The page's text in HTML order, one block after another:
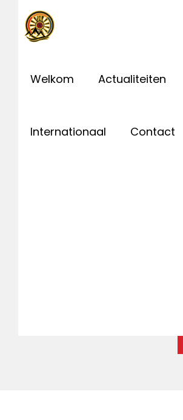
Welkom Actualiteiten
Internationaal Contact
Handjes uit